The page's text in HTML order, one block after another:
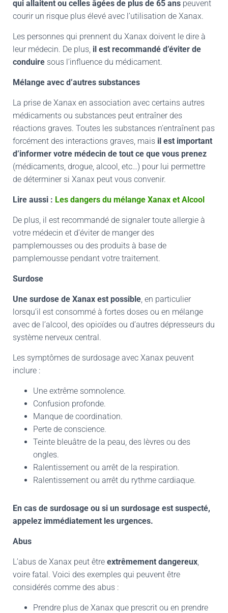
qui allaitent ou celles âgées de plus de 65 ans peuvent
courir un risque plus élevé avec l’utilisation de Xanax.
Les personnes qui prennent du Xanax doivent le dire à
leur médecin. De plus, il est recommandé d’éviter de
conduire sous l’influence du médicament.
Mélange avec d’autres substances
La prise de Xanax en association avec certains autres
médicaments ou substances peut entraîner des
réactions graves. Toutes les substances n’entraînent pas
forcément des interactions graves, mais il est important
d’informer votre médecin de tout ce que vous prenez
(médicaments, drogue, alcool, etc…) pour lui permettre
de déterminer si Xanax peut vous convenir.
Lire aussi : Les dangers du mélange Xanax et Alcool
De plus, il est recommandé de signaler toute allergie à
votre médecin et d’éviter de manger des
pamplemousses ou des produits à base de
pamplemousse pendant votre traitement.
Surdose
Une surdose de Xanax est possible, en particulier
lorsqu’il est consommé à fortes doses ou en mélange
avec de l’alcool, des opioïdes ou d’autres dépresseurs du
système nerveux central.
Les symptômes de surdosage avec Xanax peuvent
inclure :
Une extrême somnolence.
Confusion profonde.
Manque de coordination.
Perte de conscience.
Teinte bleuâtre de la peau, des lèvres ou des
ongles.
Ralentissement ou arrêt de la respiration.
Ralentissement ou arrêt du rythme cardiaque.
En cas de surdosage ou si un surdosage est suspecté,
appelez immédiatement les urgences.
Abus
L’abus de Xanax peut être extrêmement dangereux,
voire fatal. Voici des exemples qui peuvent être
considérés comme des abus :
Prendre plus de Xanax que prescrit ou en prendre